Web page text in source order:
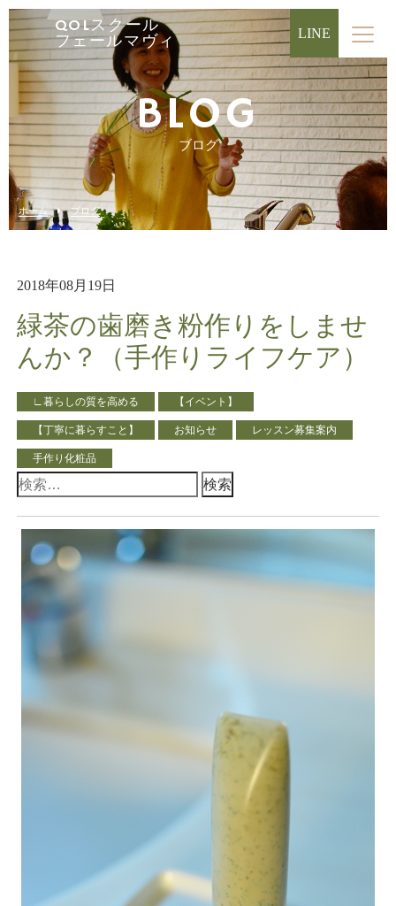
QOLスクール
フェールマヴィ
LINE
BLOG
ブログ
ホーム ブログ
2018年08月19日
緑茶の歯磨き粉作りをしませ
んか？（手作りライフケア）
∟暮らしの質を高める 【イベント】
【丁寧に暮らすこと】 お知らせ レッスン募集案内
手作り化粧品
検